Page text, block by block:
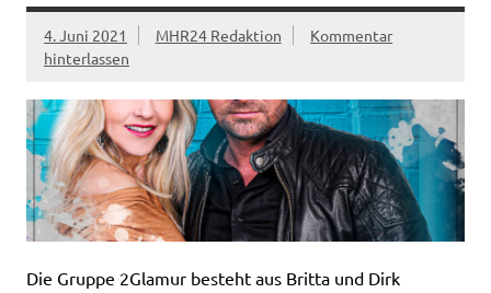
4. Juni 2021 MHR24 Redaktion
Kommentar
hinterlassen
Die Gruppe 2Glamur besteht aus Britta und Dirk